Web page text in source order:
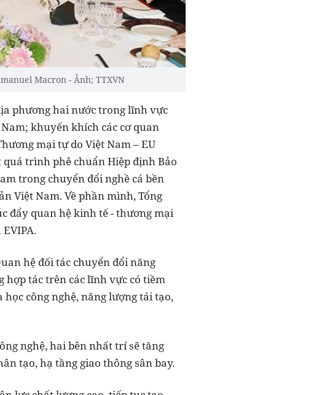
Macron - Ảnh; TTXVN
phương hai nước trong lĩnh vực
khuyến khích các cơ quan
mại tự do Việt Nam – EU
quá trình phê chuẩn Hiệp định Bảo
trong chuyển đổi nghề cá bền
Việt Nam. Về phần mình, Tổng
đẩy quan hệ kinh tế - thương mại
hệ đối tác chuyển đổi năng
hợp tác trên các lĩnh vực có tiềm
công nghệ, năng lượng tái tạo,
nghệ, hai bên nhất trí sẽ tăng
tạo, hạ tầng giao thông sân bay.